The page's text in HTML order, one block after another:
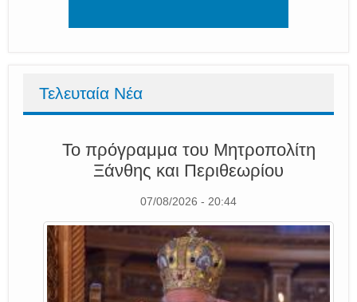
Τελευταία Νέα
Το πρόγραμμα του Μητροπολίτη
Ξάνθης και Περιθεωρίου
07/08/2026 - 20:44